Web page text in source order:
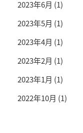
2023年6月 (1)
2023年5月 (1)
2023年4月 (1)
2023年2月 (1)
2023年1月 (1)
2022年10月 (1)